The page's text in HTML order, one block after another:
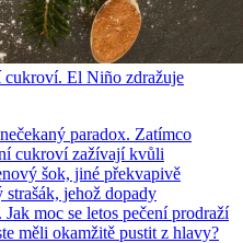
cukroví. El Niño zdražuje
paradox. Zatímco
cukroví zažívají kvůli
šok, jiné překvapivě
jehož dopady
moc se letos pečení prodraží
měli okamžitě pustit z hlavy?